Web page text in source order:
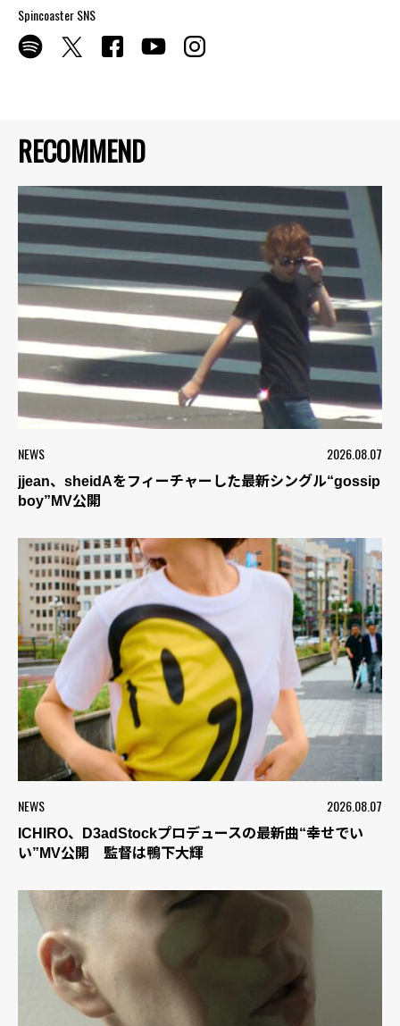
RECOMMEND
NEWS 2026.08.07
jjean、sheidAをフィーチャーした最新シングル“gossip
boy”MV公開
NEWS 2026.08.07
ICHIRO、D3adStockプロデュースの最新曲“幸せでい
い”MV公開 監督は鴨下大輝
Spincoaster SNS